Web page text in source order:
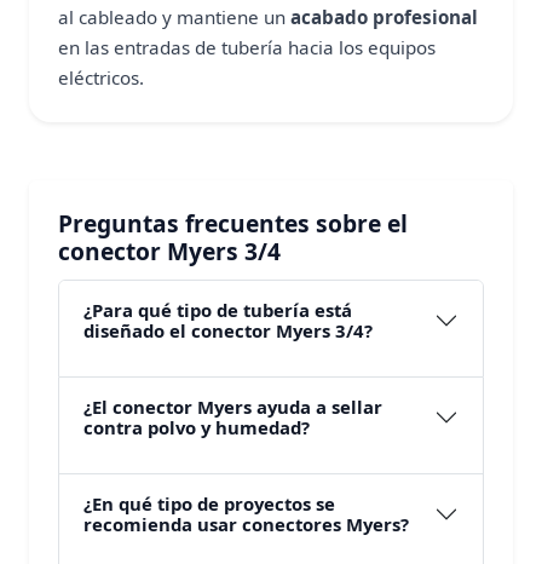
al cableado y mantiene un acabado profesional
en las entradas de tubería hacia los equipos
eléctricos.
Preguntas frecuentes sobre el
conector Myers 3/4
¿Para qué tipo de tubería está
diseñado el conector Myers 3/4?
¿El conector Myers ayuda a sellar
contra polvo y humedad?
¿En qué tipo de proyectos se
recomienda usar conectores Myers?